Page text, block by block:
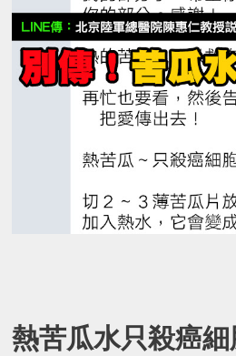
熱苦瓜水只殺癌